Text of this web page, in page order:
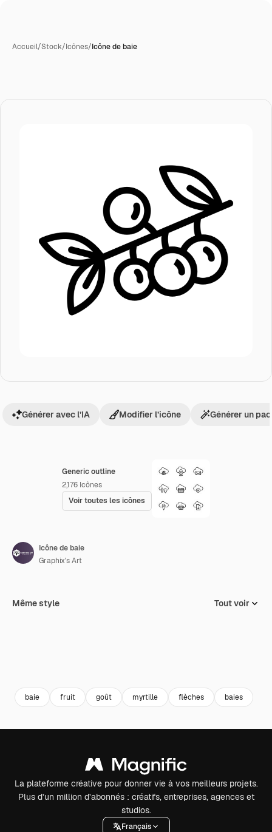
Accueil/Stock/Icônes/Icône de baie
Generic outline
2,176 Icônes
Voir toutes les icônes
Générer avec l’IA Modifier l’icône Générer un
Icône de baie
Graphix's Art
Même style Tout voir
baie fruit goût myrtille flèches baies
La plateforme créative pour donner vie à vos meilleurs projets.
Plus d’un million d’abonnés : créatifs, entreprises, agences et
studios.
Français